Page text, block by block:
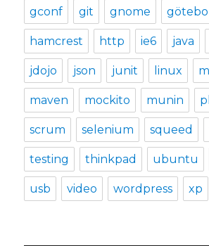
gconf git gnome
hamcrest http ie6 java
jdojo json junit linux
maven mockito munin
scrum selenium squeed
testing thinkpad ubuntu
usb video wordpress xp